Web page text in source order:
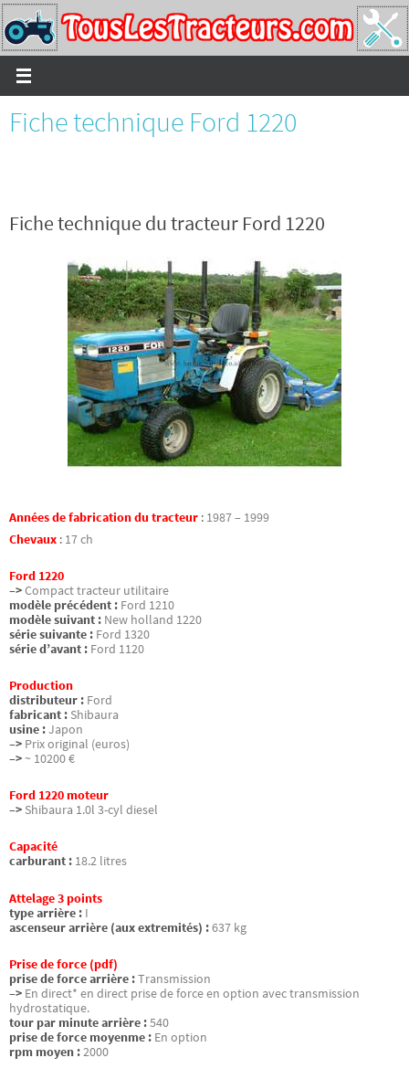
Passer
vers
le
contenu
Fiche technique Ford 1220
Fiche technique du tracteur Ford 1220
Années de fabrication du tracteur : 1987 – 1999
Chevaux : 17 ch
Ford 1220
–>Compact tracteur utilitaire
modèle précédent : Ford 1210
modèle suivant : New holland 1220
série suivante : Ford 1320
série d’avant : Ford 1120
Production
distributeur : Ford
fabricant : Shibaura
usine :Japon
–> Prix original (euros)
–> ~ 10200 €
Ford 1220 moteur
–> Shibaura 1.0l 3-cyl diesel
Capacité
carburant : 18.2 litres
Attelage 3 points
type arrière : I
ascenseur arrière (aux extremités) :637 kg
Prise de force (pdf)
prise de force arrière :Transmission
–> En direct* en direct prise de force en option avec transmission
hydrostatique.
tour par minute arrière :540
prise de force moyenme : En option
rpm moyen :2000